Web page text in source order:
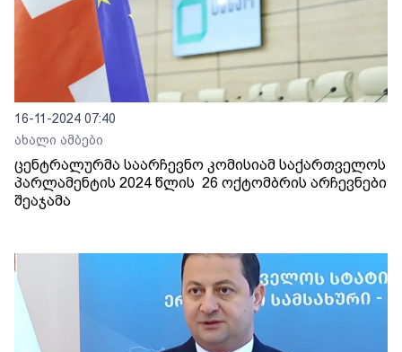
16-11-2024 07:40
ახალი ამბები
ცენტრალურმა საარჩევნო კომისიამ საქართველოს
პარლამენტის 2024 წლის 26 ოქტომბრის არჩევნები
შეაჯამა